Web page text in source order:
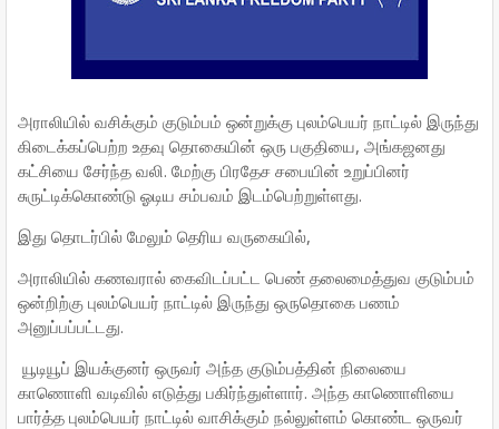
அராலியில் வசிக்கும் குடும்பம் ஒன்றுக்கு புலம்பெயர் நாட்டில் இருந்து
கிடைக்கப்பெற்ற உதவு தொகையின் ஒரு பகுதியை, அங்கஜனது
கட்சியை சேர்ந்த வலி. மேற்கு பிரதேச சபையின் உறுப்பினர்
சுருட்டிக்கொண்டு ஓடிய சம்பவம் இடம்பெற்றுள்ளது.
இது தொடர்பில் மேலும் தெரிய வருகையில்,
அராலியில் கணவரால் கைவிடப்பட்ட பெண் தலைமைத்துவ குடும்பம்
ஒன்றிற்கு புலம்பெயர் நாட்டில் இருந்து ஒருதொகை பணம்
அனுப்பப்பட்டது.
யூடியூப் இயக்குனர் ஒருவர் அந்த குடும்பத்தின் நிலையை
காணொளி வடிவில் எடுத்து பகிர்ந்துள்ளார். அந்த காணொளியை
பார்த்த புலம்பெயர் நாட்டில் வாசிக்கும் நல்லுள்ளம் கொண்ட ஒருவர்